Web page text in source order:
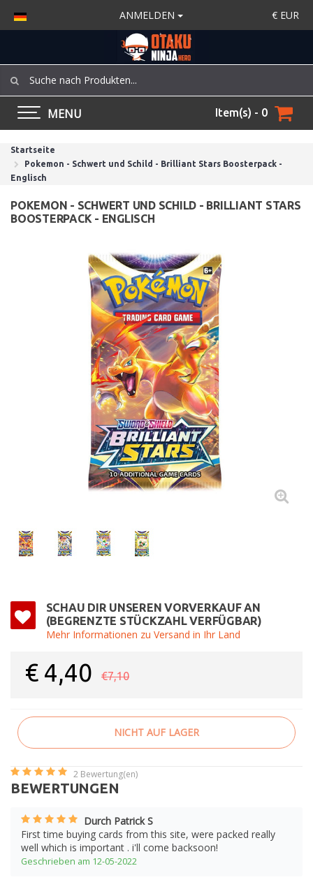
ANMELDEN € EUR
MENU Item(s) - 0
Startseite
Pokemon - Schwert und Schild - Brilliant Stars Boosterpack -
Englisch
POKEMON - SCHWERT UND SCHILD - BRILLIANT STARS
BOOSTERPACK - ENGLISCH
SCHAU DIR UNSEREN VORVERKAUF AN
(BEGRENZTE STÜCKZAHL VERFÜGBAR)
Mehr Informationen zu Versand in Ihr Land
€ 4,40 €7,10
NICHT AUF LAGER
2 Bewertung(en)
BEWERTUNGEN
Durch Patrick S
First time buying cards from this site, were packed really
well which is important . i'll come backsoon!
Geschrieben am 12-05-2022